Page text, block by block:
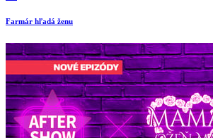
Farmár hľadá ženu